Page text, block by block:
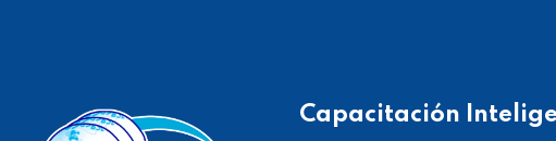
Capacitación